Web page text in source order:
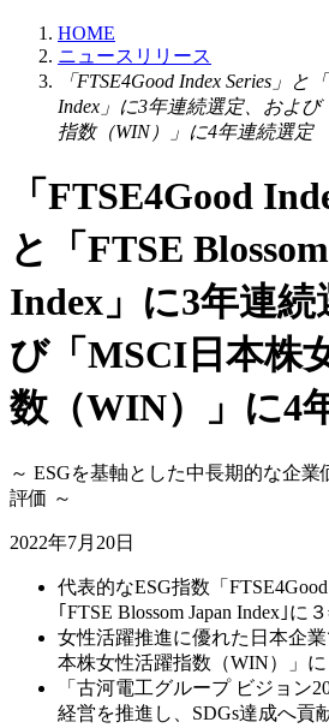
HOME
ニュースリリース
「FTSE4Good Index Series」と
Index」に3年連続選定、およ
指数（WIN）」に4年連続選定
「FTSE4Good
と「FTSE
Index」に3年連続
び「MSCI日本株
数（WIN）」に4
～ ESGを基軸とした中長期的な企
評価 ～
2022年7月20日
代表的なESG指数「
｢FTSE Blossom Japan Index｣に
女性活躍推進に優れた日本企
本株女性活躍指数（WIN）」
「古河電工グループ ビジョン
経営を推進し、SDGs達成へ貢